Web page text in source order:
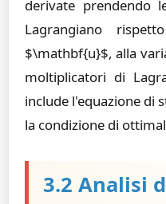
derivate prendendo
Lagrangiano
$\mathbf{u}$, alla
moltiplicatori di
include l'equazione di
la condizione di
3.2 Analisi